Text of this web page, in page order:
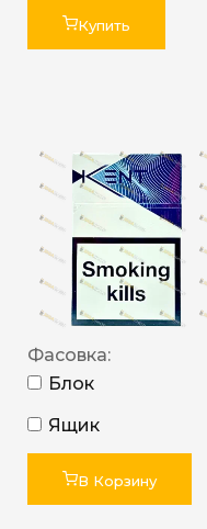
Купить
Фасовка:
Блок
Ящик
В Корзину